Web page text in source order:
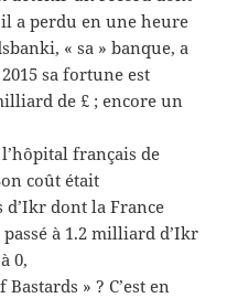
a perdu en une heure
« sa » banque, a
sa fortune est
de £ ; encore un
l’hôpital français de
coût était
dont la France
à 1.2 milliard d’Ikr
0,
Bastards » ? C’est en